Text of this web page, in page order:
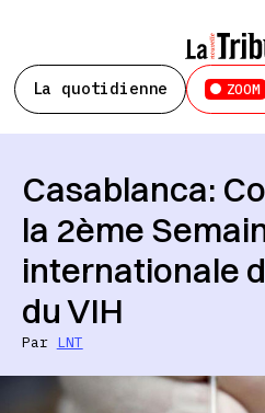
La quotidienne ZOOM
Casablanca:
la 2ème
internationale
du VIH
Par LNT